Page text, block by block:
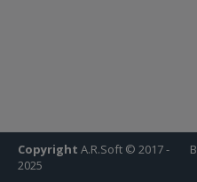
Copyright A.R.Soft © 2017 -
2025